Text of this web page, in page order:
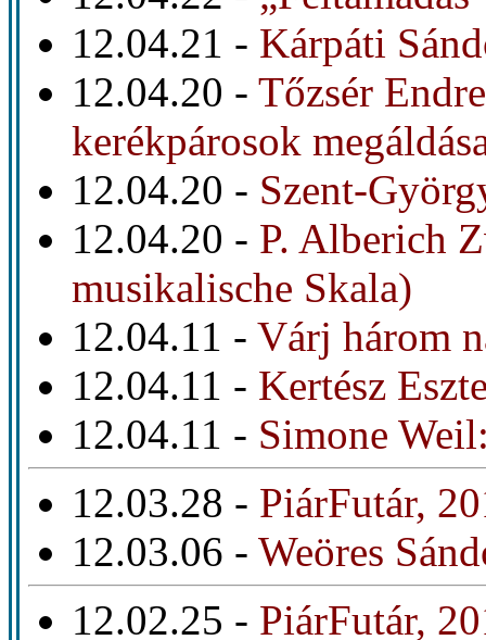
12.04.21 - Kárpáti
12.04.20 - Tőzsér
kerékpárosok
12.04.20 - Szent-
12.04.20 - P. Alberich
musikalische Skala)
12.04.11 - Várj három
12.04.11 - Kertész
12.04.11 - Simone
12.03.28 - PiárFutár,
12.03.06 - Weöres
12.02.25 - PiárFutár,